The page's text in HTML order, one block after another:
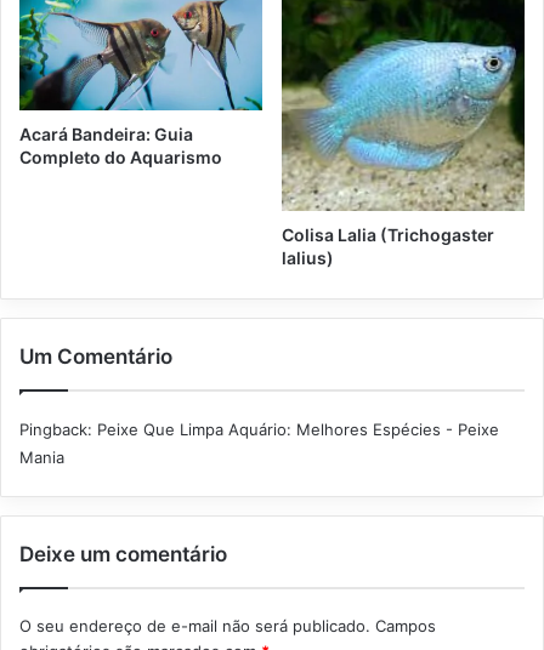
Acará Bandeira: Guia
Completo do Aquarismo
Colisa Lalia (Trichogaster
lalius)
Um Comentário
Pingback: Peixe Que Limpa Aquário: Melhores Espécies - Peixe
Mania
Deixe um comentário
O seu endereço de e-mail não será publicado. Campos